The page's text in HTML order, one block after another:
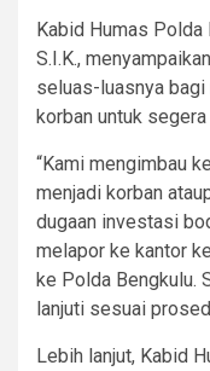
Kabid Humas Polda
S.I.K.,
seluas-luasnya
korban untuk
“Kami mengimbau
menjadi korban
dugaan investasi
melapor ke kantor
ke Polda Bengkulu.
lanjuti sesuai
Lebih lanjut, Kabid